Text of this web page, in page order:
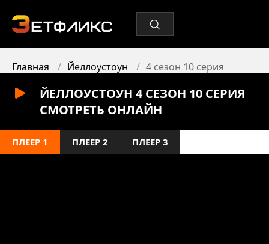
Главная Йеллоустоун 4 сезон 10 серия
ЙЕЛЛОУСТОУН 4 СЕЗОН 10 СЕРИЯ
СМОТРЕТЬ ОНЛАЙН
ПЛЕЕР 1 ПЛЕЕР 2 ПЛЕЕР 3